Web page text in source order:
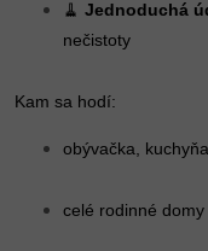
🧹 Jednoduchá
nečistoty
Kam sa hodí:
obývačka,
celé rodinné